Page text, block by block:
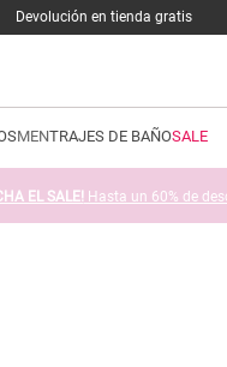
Devolución en tienda gratis
MENTRAJES DE BAÑOSALE
EL SALE! Hasta un 60% de